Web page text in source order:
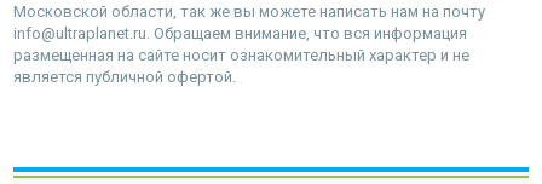
Московской области, так же вы можете написать нам на почту
info@ultraplanet.ru. Обращаем внимание, что вся информация
размещенная на сайте носит ознакомительный характер и не
является публичной офертой.
наверх